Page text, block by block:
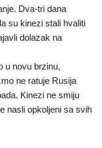
Dva-tri dana
su kinezi stali hvaliti
dolazak na
u novu brzinu,
ne ratuje Rusija
Kinezi ne smiju
nasli opkoljeni sa svih